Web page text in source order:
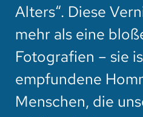
Alters“. Diese
mehr als eine
Fotografien – sie
empfundene
Menschen, die